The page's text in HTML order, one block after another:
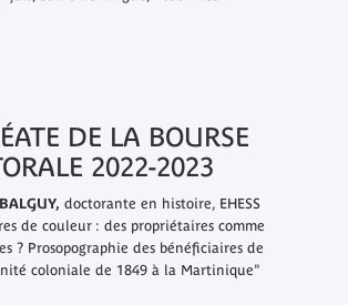
DE LA BOURSE
2022-2023
doctorante en histoire, EHESS
de couleur : des propriétaires comme
? Prosopographie des bénéficiaires de
coloniale de 1849 à la Martinique"